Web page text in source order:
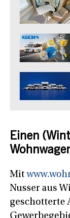
Einen
Mit
Nusser aus
geschotterte